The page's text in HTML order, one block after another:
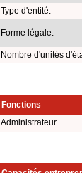
Type d'entité:
Forme légale:
Nombre d'unités
Fonctions
Administrateur